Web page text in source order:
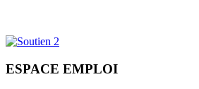
ESPACE EMPLOI